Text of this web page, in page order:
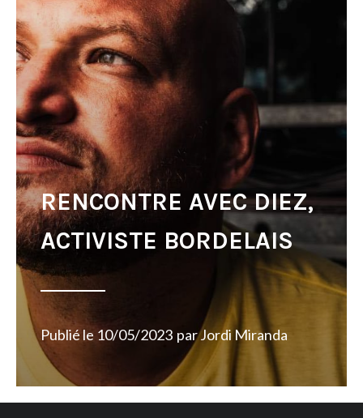
RENCONTRE AVEC DIEZ,
ACTIVISTE BORDELAIS
Publié le 10/05/2023 parJordi Miranda